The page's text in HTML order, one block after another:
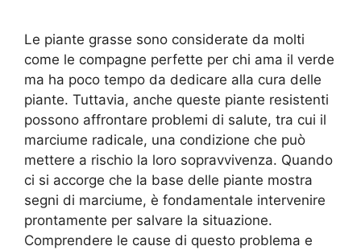
Le piante grasse sono considerate da molti
come le compagne perfette per chi ama il verde
ma ha poco tempo da dedicare alla cura delle
piante. Tuttavia, anche queste piante resistenti
possono affrontare problemi di salute, tra cui il
marciume radicale, una condizione che può
mettere a rischio la loro sopravvivenza. Quando
ci si accorge che la base delle piante mostra
segni di marciume, è fondamentale intervenire
prontamente per salvare la situazione.
Comprendere le cause di questo problema e